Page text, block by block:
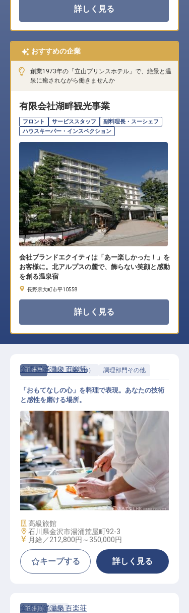
詳しく見る
おすすめの企業
創業1973年の「立山プリンスホテル」で、絶景と温
泉に癒されながら働きませんか
有限会社湖畔観光事業
フロント サービススタッフ
副料理長・スーシェフ
ハウスキーパー・インスペクション
会社ブランドエクイティは「あー楽しかった！」を
お客様に。北アルプスの麓で、飾らない笑顔と感動
を創る温泉宿
長野県大町市平10558
詳しく見る
正社員 調理（調理師） 調理部門その他
調理スタッフ
金澤 湯涌温泉 百楽荘
「おもてなしの心」を料理で表現。あなたの技術
と感性を磨ける場所。
施設業態
高級旅館
勤務地
石川県金沢市湯涌荒屋町92-3
給与
月給／212,800円～ 350,000円
キープする 詳しく見る
正社員
宿泊
金澤 湯涌温泉 百楽荘